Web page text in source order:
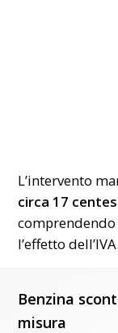
L’intervento
circa 17
l’effetto dell’IVA.
Benzina
misura